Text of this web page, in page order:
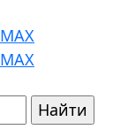
MAX
MAX